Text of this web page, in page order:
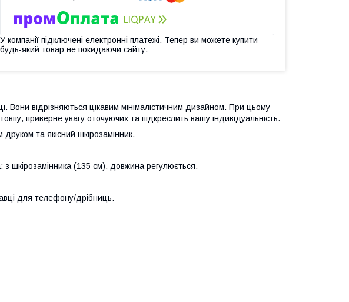
У компанії підключені електронні платежі. Тепер ви можете купити
будь-який товар не покидаючи сайту.
Вони відрізняються цікавим мінімалістичним дизайном. При цьому
приверне увагу оточуючих та підкреслить вашу індивідуальність.
та якісний шкірозамінник.
з шкірозамінника (135 см), довжина регулюється.
для телефону/дрібниць.